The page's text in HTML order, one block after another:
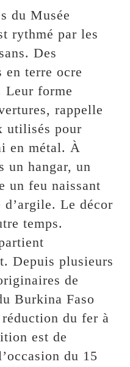
du Musée
rythmé par les
Des
en terre ocre
Leur forme
rappelle
utilisés pour
en métal. À
un hangar, un
un feu naissant
d’argile. Le décor
temps.
Depuis plusieurs
de
Burkina Faso
du fer à
est de
du 15